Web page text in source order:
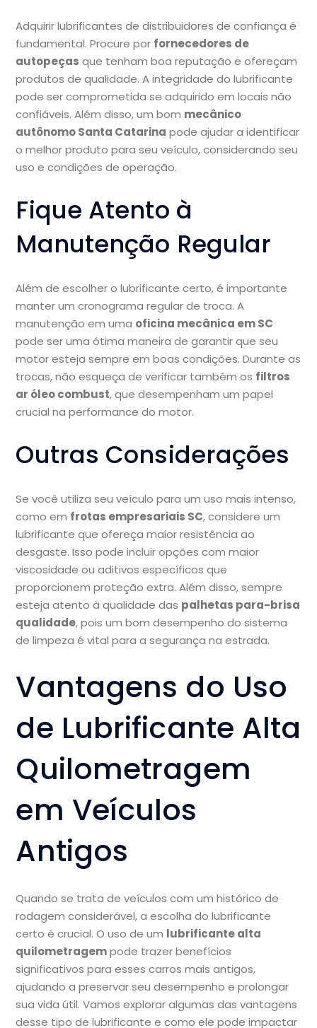
Adquirir lubrificantes de distribuidores de confiança é
fundamental. Procure por fornecedores de
autopeças que tenham boa reputação e ofereçam
produtos de qualidade. A integridade do lubrificante
pode ser comprometida se adquirido em locais não
confiáveis. Além disso, um bom mecânico
autônomo Santa Catarina pode ajudar a identificar
o melhor produto para seu veículo, considerando seu
uso e condições de operação.
Fique Atento à
Manutenção Regular
Além de escolher o lubrificante certo, é importante
manter um cronograma regular de troca. A
manutenção em uma oficina mecânica em SC
pode ser uma ótima maneira de garantir que seu
motor esteja sempre em boas condições. Durante as
trocas, não esqueça de verificar também os filtros
ar óleo combust, que desempenham um papel
crucial na performance do motor.
Outras Considerações
Se você utiliza seu veículo para um uso mais intenso,
como em frotas empresariais SC, considere um
lubrificante que ofereça maior resistência ao
desgaste. Isso pode incluir opções com maior
viscosidade ou aditivos específicos que
proporcionem proteção extra. Além disso, sempre
esteja atento à qualidade das palhetas para-brisa
qualidade, pois um bom desempenho do sistema
de limpeza é vital para a segurança na estrada.
Vantagens do Uso
de Lubrificante Alta
Quilometragem
em Veículos
Antigos
Quando se trata de veículos com um histórico de
rodagem considerável, a escolha do lubrificante
certo é crucial. O uso de um lubrificante alta
quilometragempode trazer benefícios
significativos para esses carros mais antigos,
ajudando a preservar seu desempenho e prolongar
sua vida útil. Vamos explorar algumas das vantagens
desse tipo de lubrificante e como ele pode impactar